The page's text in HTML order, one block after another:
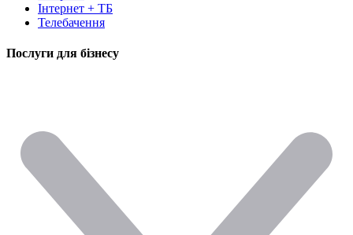
Інтернет + ТБ
Телебачення
Послуги для бізнесу